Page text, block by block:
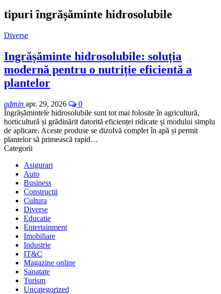
tipuri îngrășăminte hidrosolubile
Diverse
Ingrășăminte hidrosolubile: soluția
modernă pentru o nutriție eficientă a
plantelor
admin apr. 29, 2026
0
Îngrășămintele hidrosolubile sunt tot mai folosite în agricultură,
horticultură și grădinărit datorită eficienței ridicate și modului simplu
de aplicare. Aceste produse se dizolvă complet în apă și permit
plantelor să primească rapid…
Categorii
Asigurari
Auto
Business
Constructii
Cultura
Diverse
Educatie
Entertainment
Imobiliare
Industrie
IT&C
Magazine online
Sanatate
Turism
Uncategorized